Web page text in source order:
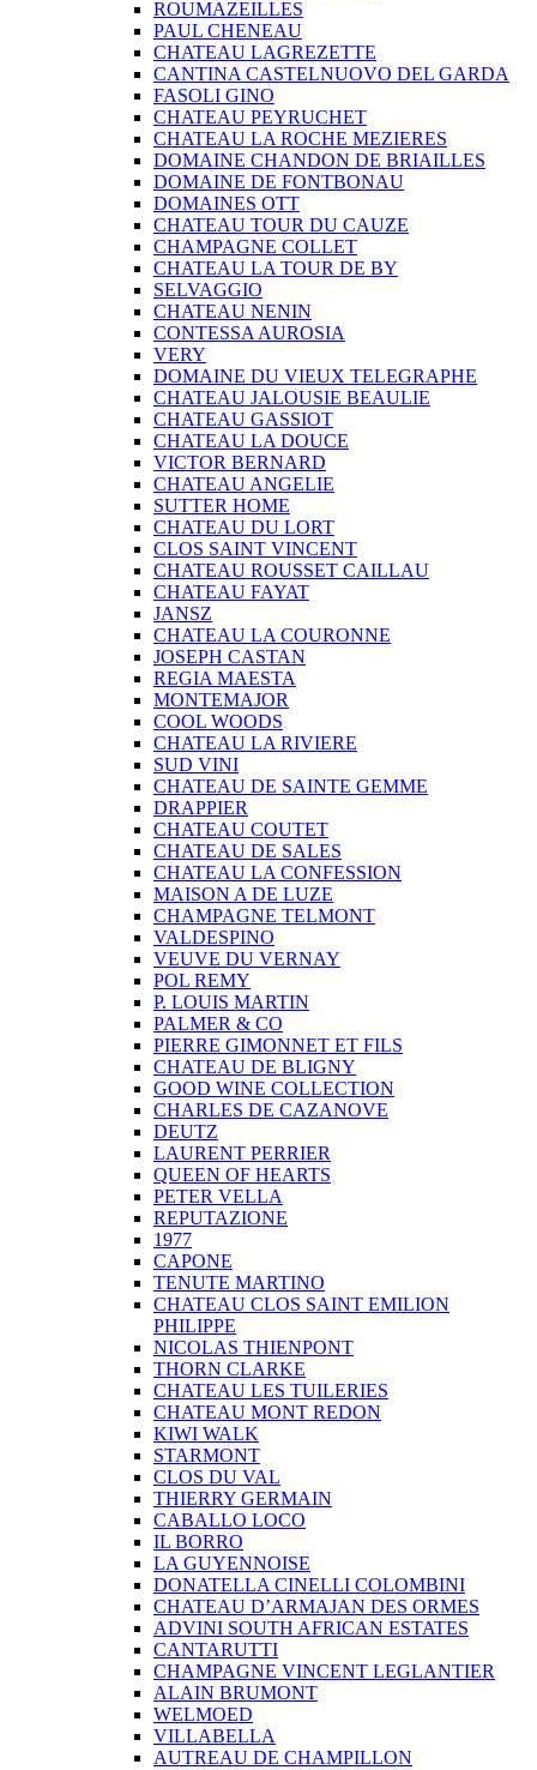
ROUMAZEILLES
PAUL CHENEAU
CHATEAU LAGREZETTE
CANTINA CASTELNUOVO DEL GARDA
FASOLI GINO
CHATEAU PEYRUCHET
CHATEAU LA ROCHE MEZIERES
DOMAINE CHANDON DE BRIAILLES
DOMAINE DE FONTBONAU
DOMAINES OTT
CHATEAU TOUR DU CAUZE
CHAMPAGNE COLLET
CHATEAU LA TOUR DE BY
SELVAGGIO
CHATEAU NENIN
CONTESSA AUROSIA
VERY
DOMAINE DU VIEUX TELEGRAPHE
CHATEAU JALOUSIE BEAULIE
CHATEAU GASSIOT
CHATEAU LA DOUCE
VICTOR BERNARD
CHATEAU ANGELIE
SUTTER HOME
CHATEAU DU LORT
CLOS SAINT VINCENT
CHATEAU ROUSSET CAILLAU
CHATEAU FAYAT
JANSZ
CHATEAU LA COURONNE
JOSEPH CASTAN
REGIA MAESTA
MONTEMAJOR
COOL WOODS
CHATEAU LA RIVIERE
SUD VINI
CHATEAU DE SAINTE GEMME
DRAPPIER
CHATEAU COUTET
CHATEAU DE SALES
CHATEAU LA CONFESSION
MAISON A DE LUZE
CHAMPAGNE TELMONT
VALDESPINO
VEUVE DU VERNAY
POL REMY
P. LOUIS MARTIN
PALMER & CO
PIERRE GIMONNET ET FILS
CHATEAU DE BLIGNY
GOOD WINE COLLECTION
CHARLES DE CAZANOVE
DEUTZ
LAURENT PERRIER
QUEEN OF HEARTS
PETER VELLA
REPUTAZIONE
1977
CAPONE
TENUTE MARTINO
CHATEAU CLOS SAINT EMILION
PHILIPPE
NICOLAS THIENPONT
THORN CLARKE
CHATEAU LES TUILERIES
CHATEAU MONT REDON
KIWI WALK
STARMONT
CLOS DU VAL
THIERRY GERMAIN
CABALLO LOCO
IL BORRO
LA GUYENNOISE
DONATELLA CINELLI COLOMBINI
CHATEAU D’ARMAJAN DES ORMES
ADVINI SOUTH AFRICAN ESTATES
CANTARUTTI
CHAMPAGNE VINCENT LEGLANTIER
ALAIN BRUMONT
WELMOED
VILLABELLA
AUTREAU DE CHAMPILLON